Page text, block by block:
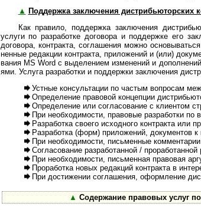
▲ Поддержка заключения дистрибьюторских
Как правило, поддержка заключения
услуги по раз­ра­ботке дого­вора и под­дер­жке его
дого­вора, конт­ракта, согла­ше­ния можно
нен­ные редак­ции конт­ракта, при­ло­же­ний и (или)
ва­ния MS Word с выде­ле­нием изме­не­ний и
ями. Услуга раз­ра­ботки и под­дер­жки заклю­че­ния
Устные консультации по частым вопросам
Определение правовой концепции
Определение или согласование с клиентом
При необходимости, правовые разработки по
Разработка своего исходного контракта или
Разработка (форм) приложений, документов к
При необходимости, письменные комментарии
Согласование разработанной / проработанной
При необходимости, письменная правовая
Проработка новых редакций контракта в
При достижении соглашения, оформление
▲ Содержание правовых услуг